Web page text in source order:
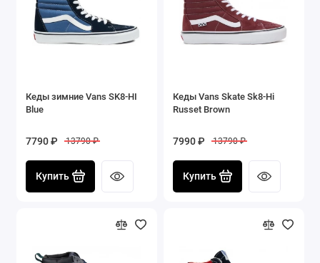
Кеды зимние Vans SK8-HI
Blue
7790 ₽ 13790 ₽
Купить
Кеды Vans Skate Sk8-Hi
Russet Brown
7990 ₽ 13790 ₽
Купить